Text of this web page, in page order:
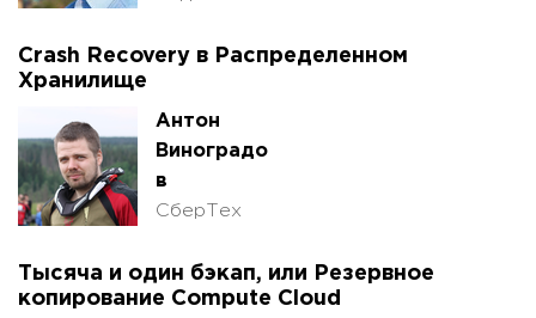
Crash Recovery в Распределенном
Хранилище
Антон
Виноградо
в
СберТех
Тысяча и один бэкап, или Резервное
копирование Compute Cloud